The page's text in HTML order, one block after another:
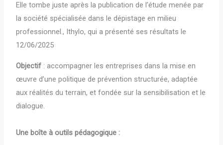
Elle tombe juste après la publication de l’étude menée par
la société spécialisée dans le dépistage en milieu
professionnel., Ithylo, qui a présenté ses résultats le
12/06/2025
Objectif : accompagner les entreprises dans la mise en
œuvre d’une politique de prévention structurée, adaptée
aux réalités du terrain, et fondée sur la sensibilisation et le
dialogue.
Une boîte à outils pédagogique :